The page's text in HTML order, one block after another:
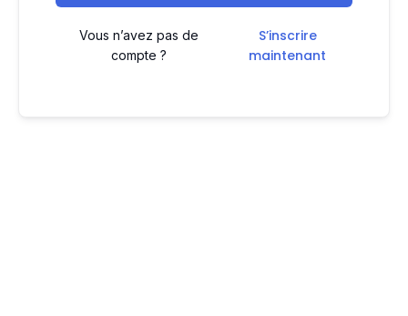
Vous n’avez pas de
compte ?
S’inscrire
maintenant